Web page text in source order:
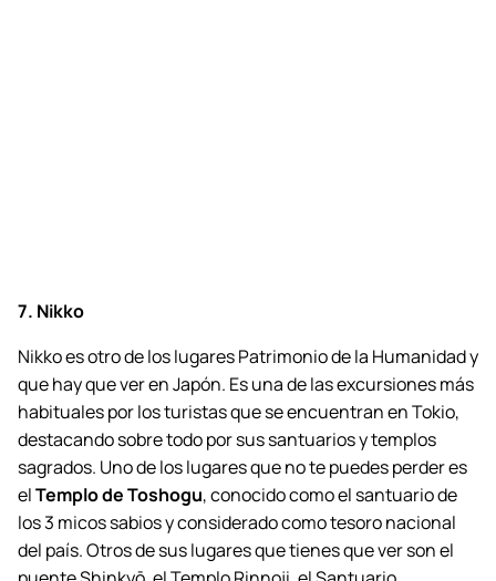
7. Nikko
Nikko es otro de los lugares Patrimonio de la Humanidad y
que hay que ver en Japón. Es una de las excursiones más
habituales por los turistas que se encuentran en Tokio,
destacando sobre todo por sus santuarios y templos
sagrados. Uno de los lugares que no te puedes perder es
elTemplo de Toshogu, conocido como el santuario de
los 3 micos sabios y considerado como tesoro nacional
del país. Otros de sus lugares que tienes que ver son el